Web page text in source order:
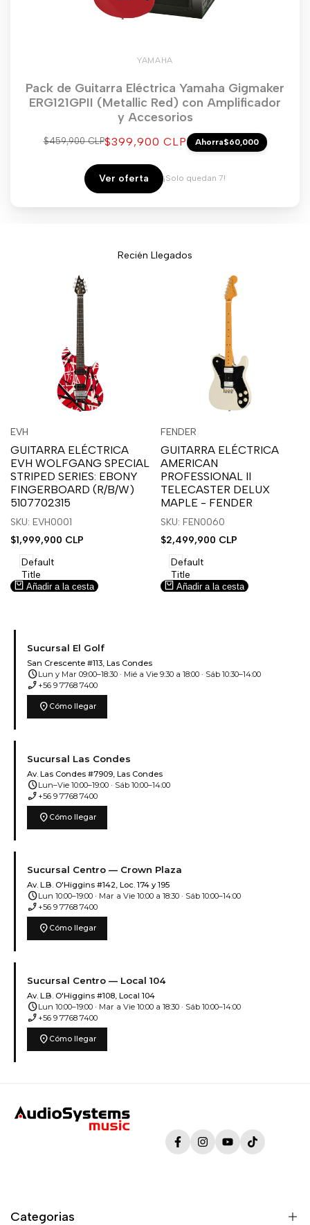
YAMAHA
Pack de Guitarra Eléctrica Yamaha Gigmaker
ERG121GPII (Metallic Red) con Amplificador
y Accesorios
Precio
$459,900 CLPPrecio
venta
$399,900 CLP Ahorra$60,000
Ver oferta ¡Solo quedan 7!
Recién Llegados
sesión
para
usar
la
lista
deseos.
para
usar
Compare
Proveedor:
EVH
GUITARRA ELÉCTRICA
EVH WOLFGANG SPECIAL
STRIPED SERIES: EBONY
FINGERBOARD (R/B/W)
5107702315
SKU: EVH0001
Precio
venta
$1,999,900 CLP
Default
Title
Añadir a la cesta
sesión
para
usar
la
lista
deseos.
sesión
para
usar
Compare
Vista
Proveedor:
FENDER
GUITARRA ELÉCTRICA
AMERICAN
PROFESSIONAL II
TELECASTER DELUX
MAPLE - FENDER
SKU: FEN0060
Precio
venta
$2,499,900 CLP
Default
Title
Añadir a la cesta
Sucursal El Golf
San Crescente #113, Las Condes
scheduleLun y Mar 09:00–18:30 · Mié a Vie 9:30 a 18:00 · Sáb 10:30–14:00
phone_enabled +56 9 7768 7400
location_on Cómo llegar
Sucursal Las Condes
Av. Las Condes #7909, Las Condes
scheduleLun–Vie 10:00–19:00 · Sáb 10:00–14:00
phone_enabled +56 9 7768 7400
location_on Cómo llegar
Sucursal Centro — Crown Plaza
Av. L.B. O'Higgins #142, Loc. 174 y 195
scheduleLun 10:00–19:00 · Mar a Vie 10:00 a 18:30 · Sáb 10:00–14:00
phone_enabled +56 9 7768 7400
location_on Cómo llegar
Sucursal Centro — Local 104
Av. L.B. O'Higgins #108, Local 104
scheduleLun 10:00–19:00 · Mar a Vie 10:00 a 18:30 · Sáb 10:00–14:00
phone_enabled +56 9 7768 7400
location_on Cómo llegar
FacebookInstagramYouTubeTikTok
Categorias